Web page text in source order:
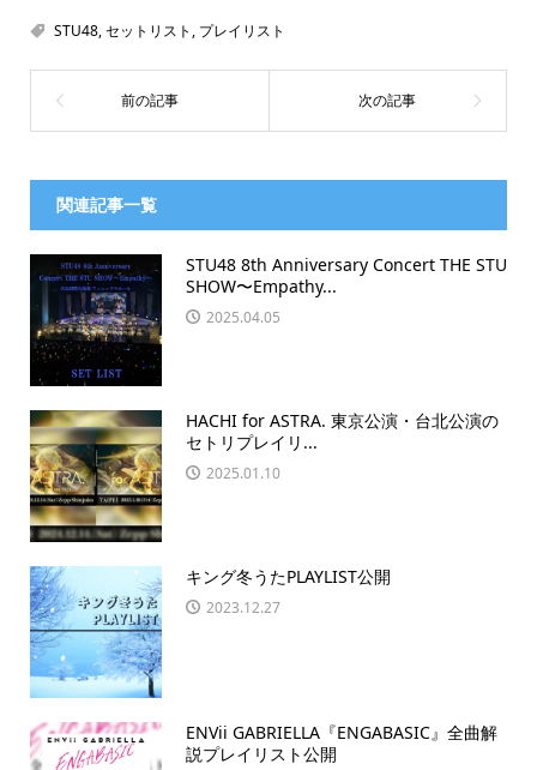
STU48,セットリスト , プレイリスト
関連記事一覧
STU48 8th Anniversary Concert THE STU
SHOW〜Empathy...
2025.04.05
HACHI for ASTRA. 東京公演・台北公演の
セトリプレイリ...
2025.01.10
キング冬うたPLAYLIST公開
2023.12.27
ENVii GABRIELLA『ENGABASIC』全曲解
説プレイリスト公開